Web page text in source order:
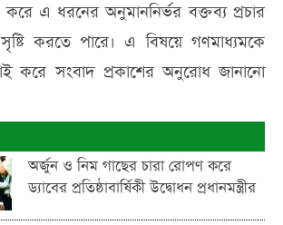
করে এ ধরনের অনুমাননির্ভর বক্তব্য প্রচার
সৃষ্টি করতে পারে। এ বিষয়ে গণমাধ্যমকে
করে সংবাদ প্রকাশের অনুরোধ জানানো
অর্জুন ও নিম গাছের চারা রোপণ করে
ড্যাবের প্রতিষ্ঠাবার্ষিকী উদ্বোধন প্রধানমন্ত্রীর